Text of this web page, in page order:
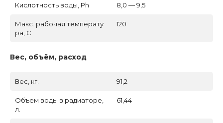
Кислотность воды, Ph 8,0 — 9,5
Макс. рабочая температу
ра, C
120
Вес, объём, расход
Вес, кг. 91,2
Объем воды в радиаторе,
л.
61,44